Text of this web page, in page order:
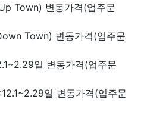
Town) 변동가격(업주문
Town) 변동가격(업주문
일 변동가격(업주문
일 변동가격(업주문